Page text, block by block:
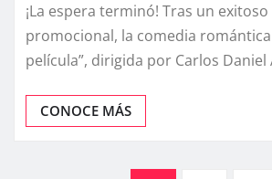
¡La espera terminó! Tras un
promocional, la comedia romántica
película”, dirigida por Carlos
CONOCE MÁS